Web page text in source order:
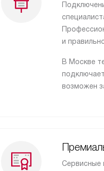
и
В Москве
возможен
Сервисные